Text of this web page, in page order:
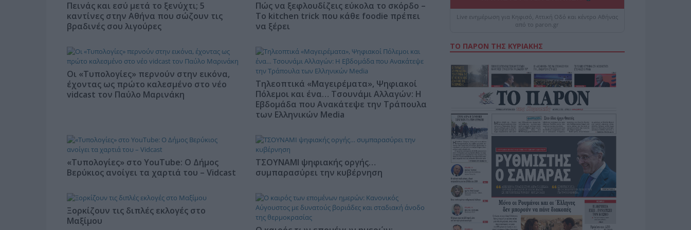
Πεινάς και εσύ μετά το ξενύχτι; 5
καντίνες στην Αθήνα που σώζουν τις
βραδινές σου λιγούρες
Πώς να ξεφλουδίζεις εύκολα το σκόρδο –
Το kitchen trick που κάθε foodie πρέπει
να ξέρει
Οι «Τυπολογίες» περνούν στην εικόνα,
έχοντας ως πρώτο καλεσμένο στο νέο
vidcast τον Παύλο Μαρινάκη
Τηλεοπτικά «Μαγειρέματα», Ψηφιακοί
Πόλεμοι και ένα… Τσουνάμι Αλλαγών: Η
Εβδομάδα που Ανακάτεψε την Τράπουλα
των Ελληνικών Media
«Τυπολογίες» στο YouTube: Ο Δήμος
Βερύκιος ανοίγει τα χαρτιά του – Vidcast
ΤΣΟΥΝΑΜΙ ψηφιακής οργής…
συμπαρασύρει την κυβέρνηση
Ξορκίζουν τις διπλές εκλογές στο
Μαξίμου
Live ενημέρωση για Κηφισό, Αττική Οδό και κέντρο Αθήνας
από το paron.gr
ΤΟ ΠΑΡΟΝ ΤΗΣ ΚΥΡΙΑΚΗΣ